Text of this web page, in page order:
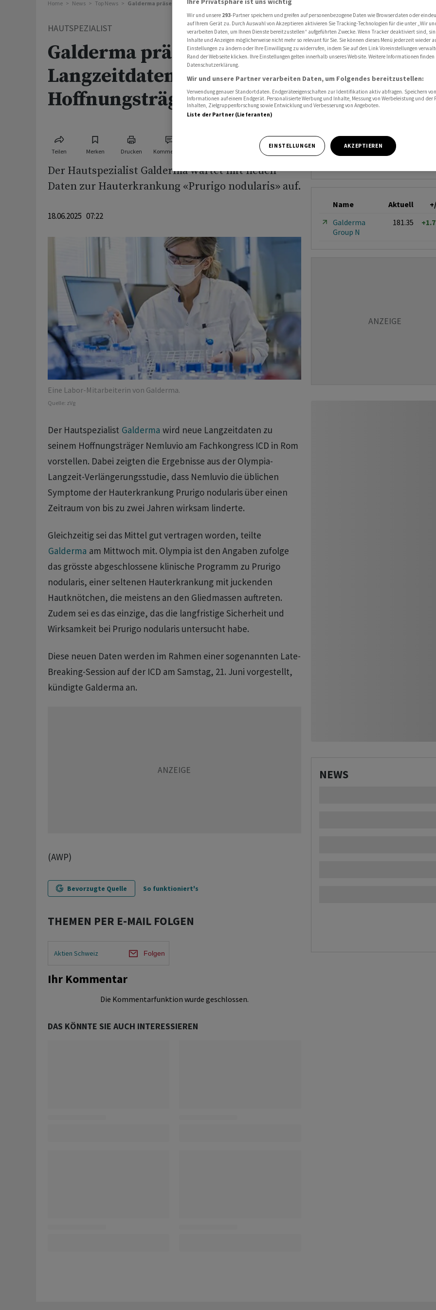
Home News Top News Galderma präsentiert neue Langzeitdaten zu Hoffnungsträger Nemluvio
HAUTSPEZIALIST
Galderma präsentiert neue
Langzeitdaten zu
Hoffnungsträger Nemluvio
Teilen Merken Drucken Kommentare
Der Hautspezialist Galderma wartet mit neuen
Daten zur Hauterkrankung «Prurigo nodularis» auf.
18.06.2025 07:22
Eine Labor-Mitarbeiterin von Galderma.
Quelle: zVg
Der Hautspezialist Galderma wird neue Langzeitdaten zu
seinem Hoffnungsträger Nemluvio am Fachkongress ICD in Rom
vorstellen. Dabei zeigten die Ergebnisse aus der Olympia-
Langzeit-Verlängerungsstudie, dass Nemluvio die üblichen
Symptome der Hauterkrankung Prurigo nodularis über einen
Zeitraum von bis zu zwei Jahren wirksam linderte.
Gleichzeitig sei das Mittel gut vertragen worden, teilte
Galderma am Mittwoch mit. Olympia ist den Angaben zufolge
das grösste abgeschlossene klinische Programm zu Prurigo
nodularis, einer seltenen Hauterkrankung mit juckenden
Hautknötchen, die meistens an den Gliedmassen auftreten.
Zudem sei es das einzige, das die langfristige Sicherheit und
Wirksamkeit bei Prurigo nodularis untersucht habe.
Diese neuen Daten werden im Rahmen einer sogenannten Late-
Breaking-Session auf der ICD am Samstag, 21. Juni vorgestellt,
kündigte Galderma an.
(AWP)
Bevorzugte Quelle So funktioniert's
THEMEN PER E-MAIL FOLGEN
Aktien Schweiz Folgen
Ihr Kommentar
Die Kommentarfunktion wurde geschlossen.
DAS KÖNNTE SIE AUCH INTERESSIEREN
GALDERMA GROUP N
Name Aktuell
Galderma
Group N
181.35
NEWS
Wir und unsere 293-Partner speichern und greifen auf personenbezogene Daten wie Browserdaten oder
auf Ihrem Gerät zu. Durch Auswahl von Akzeptieren aktivieren Sie Tracking-Technologien für die unter „Wir
verarbeiten Daten, um Ihnen Dienste bereitzustellen“ aufgeführten Zwecke. Wenn Tracker deaktiviert sind,
Inhalte und Anzeigen möglicherweise nicht mehr so relevant für Sie. Sie können dieses Menü jederzeit wieder
Einstellungen zu ändern oder Ihre Einwilligung zu widerrufen, indem Sie auf den Link Voreinstellungen
Rand der Webseite klicken. Ihre Einstellungen gelten innerhalb unseres Website. Weitere Informationen finden
Datenschutzerklärung.
Wir und unsere Partner verarbeiten Daten, um Folgendes bereitzustellen:
Verwendung genauer Standortdaten. Endgeräteeigenschaften zur Identifikation aktiv abfragen. Speichern
Informationen auf einem Endgerät. Personalisierte Werbung und Inhalte, Messung von Werbeleistung und der
Inhalten, Zielgruppenforschung sowie Entwicklung und Verbesserung von Angeboten.
Liste der Partner (Lieferanten)
EINSTELLUNGEN AKZEPTIEREN